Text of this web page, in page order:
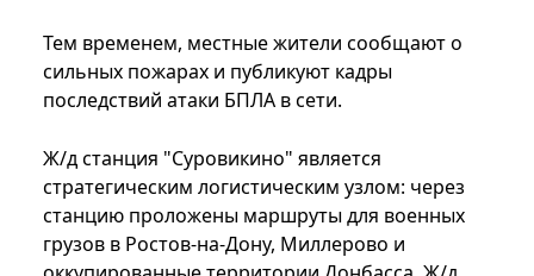
Тем временем, местные жители сообщают о
сильных пожарах и публикуют кадры
последствий атаки БПЛА в сети.
Ж/д станция "Суровикино" является
стратегическим логистическим узлом: через
станцию проложены маршруты для военных
грузов в Ростов-на-Дону, Миллерово и